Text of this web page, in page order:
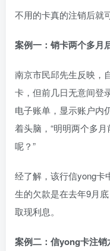
不用的卡真的注销后就
案例一：销卡两个多月
南京市民邱先生反映，
卡，但前几日无意间登
电子账单，显示账户内
着头脑，“明明两个多
呢？”
经了解，该行信yong卡
生的欠款是在去年9月
取现利息。
案例二：信yong卡注销